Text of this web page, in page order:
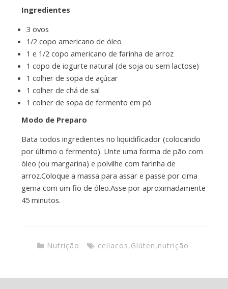
Ingredientes
3 ovos
1/2 copo americano de óleo
1 e 1/2 copo americano de farinha de arroz
1 copo de iogurte natural (de soja ou sem lactose)
1 colher de sopa de açúcar
1 colher de chá de sal
1 colher de sopa de fermento em pó
Modo de Preparo
Bata todos ingredientes no liquidificador (colocando
por último o fermento). Unte uma forma de pão com
óleo (ou margarina) e polvilhe com farinha de
arroz.Coloque a massa para assar e passe por cima
gema com um fio de óleo.Asse por aproximadamente
45 minutos.
Nutrição celíacos,Glúten,nutrição